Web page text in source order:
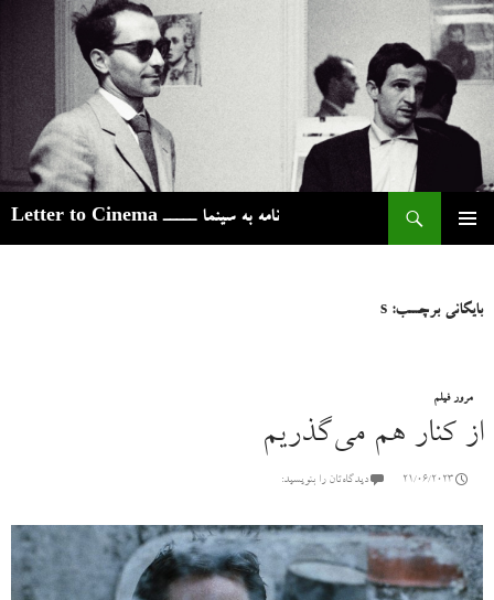
نامه به سینما ـــــ Letter to Cinema
بایگانی برچسب: s
مرور فیلم
از کنار هم می‌گذریم
21/06/2023 دیدگاه‌تان را بنویسید: